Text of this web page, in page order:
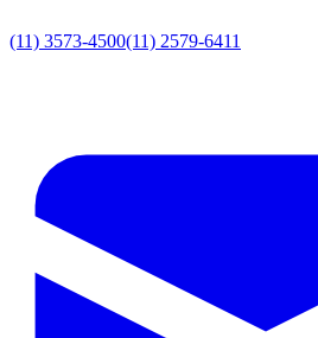
(11) 3573-4500(11) 2579-6411